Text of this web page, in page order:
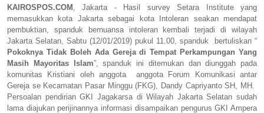
KAIROSPOS.COM , Jakarta - Hasil survey Setara Institute yang
memasukkan kota Jakarta sebagai kota Intoleran seakan mendapat
pembuktian, spanduk bernuansa intoleran kembali terjadi di wilayah
Jakarta Selatan, Sabtu (12/01/2019) pukul 11.00, spanduk bertuliskan “
Pokoknya Tidak Boleh Ada Gereja di Tempat Perkampungan Yang
Masih Mayoritas Islam”, spanduk ini ditemukan dan diunggah pada
komunitas Kristiani oleh anggota anggota Forum Komunikasi antar
Gereja se Kecamatan Pasar Minggu (FKG), Dandy Capriyanto SH, MH.
Persoalan pendirian GKI Jagakarsa di Wilayah Jakarta Selatan sudah
lama diajukan perijinannya informasi disampaikan pengurus GKI Ampera